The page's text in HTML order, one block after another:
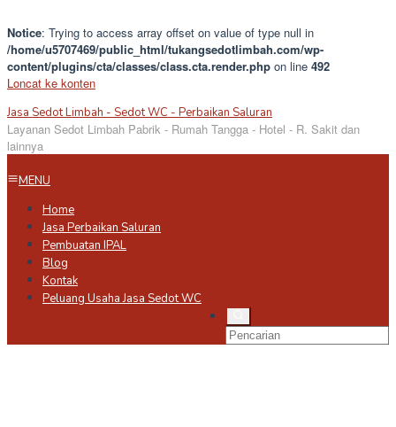
Notice: Trying to access array offset on value of type null in
/home/u5707469/public_html/tukangsedotlimbah.com/wp-
content/plugins/cta/classes/class.cta.render.php on line 492
Loncat ke konten
Jasa Sedot Limbah - Sedot WC - Perbaikan Saluran
Layanan Sedot Limbah Pabrik - Rumah Tangga - Hotel - R. Sakit dan
lainnya
MENU
Home
Jasa Perbaikan Saluran
Pembuatan IPAL
Blog
Kontak
Peluang Usaha Jasa Sedot WC